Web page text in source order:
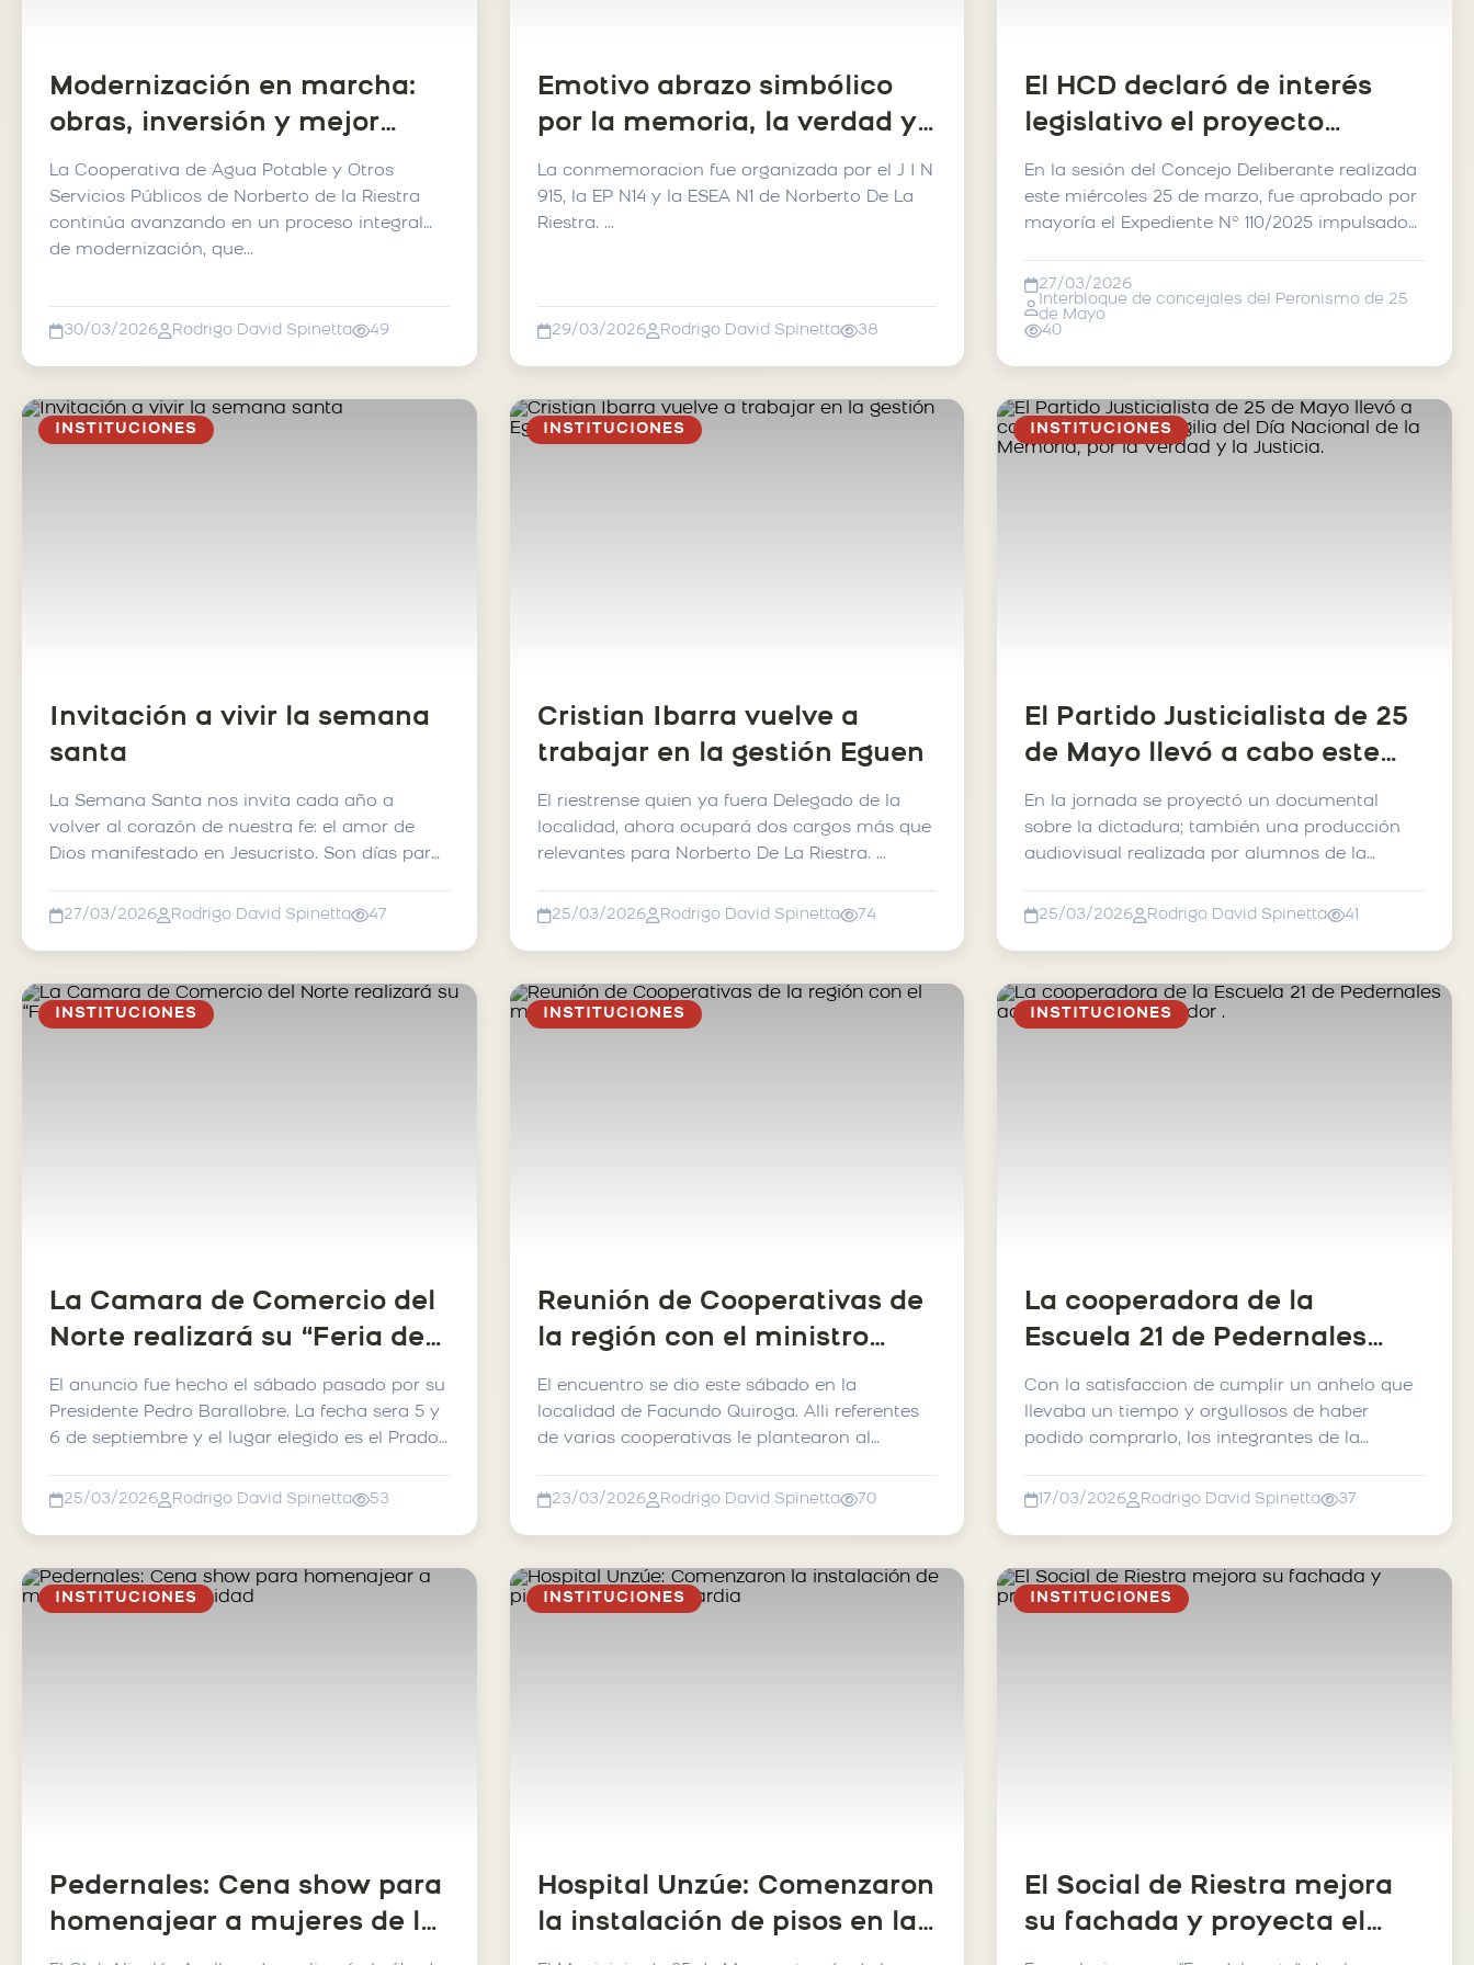
Modernización en marcha:
obras, inversión y mejor
servicio.
La Cooperativa de Agua Potable y Otros
Servicios Públicos de Norberto de la Riestra
continúa avanzando en un proceso integral
de modernización, que...
30/03/2026 Rodrigo David Spinetta 49
Emotivo abrazo simbólico
por la memoria, la verdad y
la justicia.
La conmemoracion fue organizada por el J I N
915, la EP N14 y la ESEA N1 de Norberto De La
Riestra. ...
29/03/2026 Rodrigo David Spinetta 38
El HCD declaró de interés
legislativo el proyecto
estudiantil de la Secundaria
N°2 de Riestra
En la sesión del Concejo Deliberante realizada
este miércoles 25 de marzo, fue aprobado por
mayoría el Expediente N° 110/2025 impulsado
27/03/2026
Interbloque de concejales del Peronismo de 25
de Mayo
40
INSTITUCIONES
Invitación a vivir la semana
santa
La Semana Santa nos invita cada año a
volver al corazón de nuestra fe: el amor de
Dios manifestado en Jesucristo. Son días para
27/03/2026 Rodrigo David Spinetta 47
INSTITUCIONES
Cristian Ibarra vuelve a
trabajar en la gestión Eguen
El riestrense quien ya fuera Delegado de la
localidad, ahora ocupará dos cargos más que
relevantes para Norberto De La Riestra. ...
25/03/2026 Rodrigo David Spinetta 74
INSTITUCIONES
El Partido Justicialista de 25
de Mayo llevó a cabo este
lunes la vigilia del Día
Nacional de la Memoria, por
la Verdad y la Justicia.
En la jornada se proyectó un documental
sobre la dictadura; también una producción
audiovisual realizada por alumnos de la
25/03/2026 Rodrigo David Spinetta 41
INSTITUCIONES
La Camara de Comercio del
Norte realizará su “Feria de
Primavera”
El anuncio fue hecho el sábado pasado por su
Presidente Pedro Barallobre. La fecha sera 5 y
6 de septiembre y el lugar elegido es el Prado
25/03/2026 Rodrigo David Spinetta 53
INSTITUCIONES
Reunión de Cooperativas de
la región con el ministro
Katopodis
El encuentro se dio este sábado en la
localidad de Facundo Quiroga. Alli referentes
de varias cooperativas le plantearon al
23/03/2026 Rodrigo David Spinetta 70
INSTITUCIONES
La cooperadora de la
Escuela 21 de Pedernales
adquirió un desfibrilador .
Con la satisfaccion de cumplir un anhelo que
llevaba un tiempo y orgullosos de haber
podido comprarlo, los integrantes de la
17/03/2026 Rodrigo David Spinetta 37
INSTITUCIONES
Pedernales: Cena show para
homenajear a mujeres de la
comunidad
INSTITUCIONES
Hospital Unzúe: Comenzaron
la instalación de pisos en la
nueva guardia
INSTITUCIONES
El Social de Riestra mejora
su fachada y proyecta el
2026.